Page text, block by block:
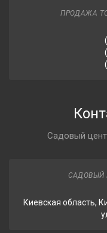
ПРОДАЖА
Садовый
САДОВЫЙ
Киевская область,